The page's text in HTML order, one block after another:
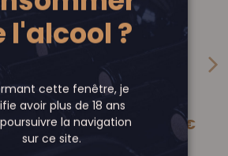
Rupture de stock
Caprices Rouge
12,20 €
l'alcool ?
cette fenêtre, je
avoir plus de 18 ans
la navigation
sur ce site.